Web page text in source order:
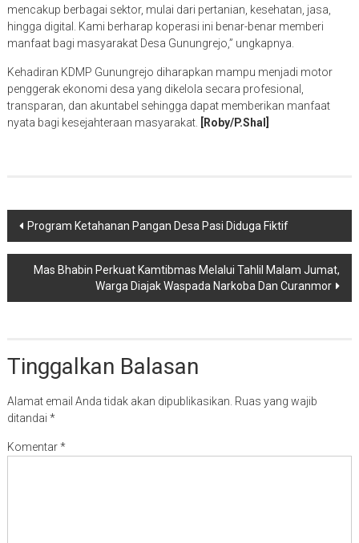
mencakup berbagai sektor, mulai dari pertanian, kesehatan, jasa,
hingga digital. Kami berharap koperasi ini benar-benar memberi
manfaat bagi masyarakat Desa Gunungrejo,” ungkapnya.
Kehadiran KDMP Gunungrejo diharapkan mampu menjadi motor
penggerak ekonomi desa yang dikelola secara profesional,
transparan, dan akuntabel sehingga dapat memberikan manfaat
nyata bagi kesejahteraan masyarakat.
[Roby/P.Shal]
Navigasi
pos
Program Ketahanan Pangan Desa Pasi Diduga Fiktif
Mas Bhabin Perkuat Kamtibmas Melalui Tahlil Malam Jumat,
Warga Diajak Waspada Narkoba Dan Curanmor
Tinggalkan Balasan
Alamat email Anda tidak akan dipublikasikan. Ruas yang wajib
ditandai *
Komentar*